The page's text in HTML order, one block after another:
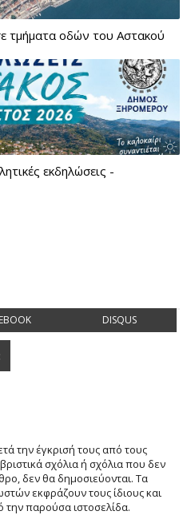
τμήματα οδών του Αστακού
εκδηλώσεις -
DISQUS
την έγκρισή τους από τους
σχόλια ή σχόλια που δεν
δεν θα δημοσιεύονται. Τα
εκφράζουν τους ίδιους και
την παρούσα ιστοσελίδα.